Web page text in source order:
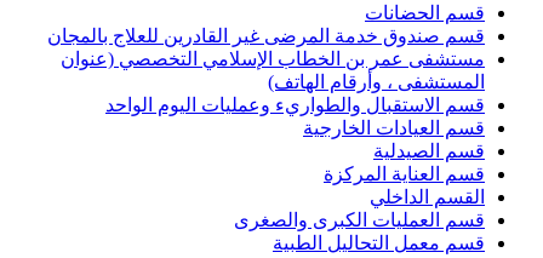
قسم الحضانات
قسم صندوق خدمة المرضى غير القادرين للعلاج بالمجان
مستشفى عمر بن الخطاب الإسلامي التخصصي (عنوان
المستشفى ، وأرقام الهاتف)
قسم الاستقبال والطواريء وعمليات اليوم الواحد
قسم العيادات الخارجية
قسم الصيدلية
قسم العناية المركزة
القسم الداخلي
قسم العمليات الكبرى والصغرى
قسم معمل التحاليل الطبية